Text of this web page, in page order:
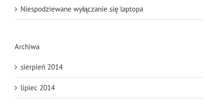
Niespodziewane wyłączanie się laptopa
Archiwa
sierpień 2014
lipiec 2014